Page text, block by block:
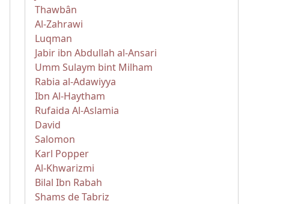
Thawbân
Al-Zahrawi
Luqman
Jabir ibn Abdullah al-Ansari
Umm Sulaym bint Milham
Rabia al-Adawiyya
Ibn Al-Haytham
Rufaida Al-Aslamia
David
Salomon
Karl Popper
Al-Khwarizmi
Bilal Ibn Rabah
Shams de Tabriz